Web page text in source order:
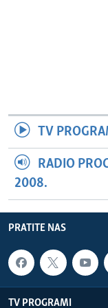
TV
RADIO
2008.
PRATITE NAS
TV PROGRAMI